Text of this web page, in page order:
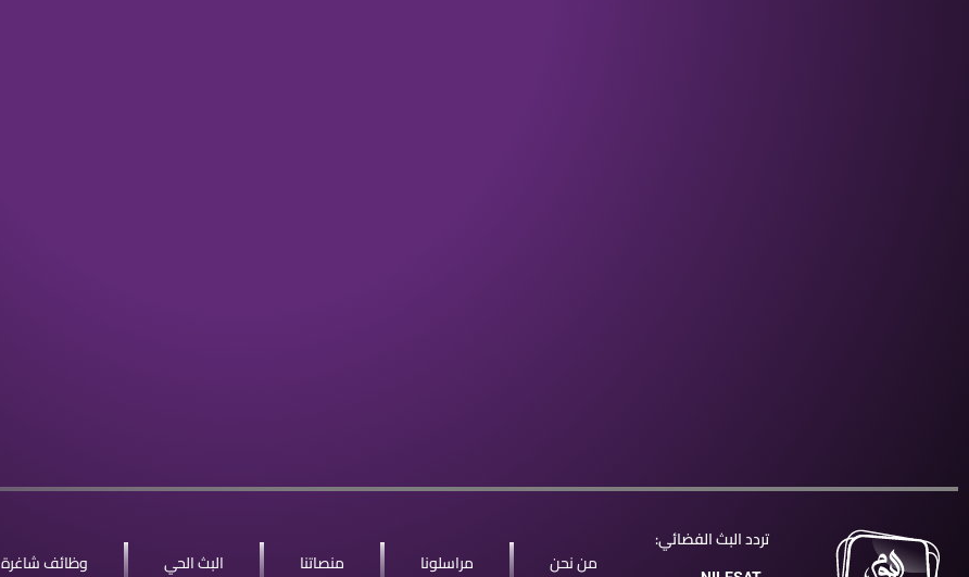
تردد البث الفضائي:
من نحن مراسلونا منصاتنا البث الحي وظائف شاغرة